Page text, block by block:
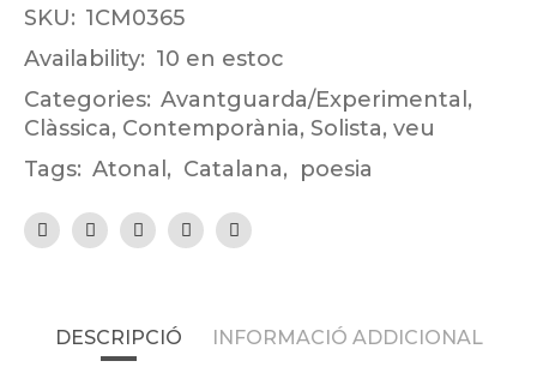
SKU: 1CM0365
Availability: 10 en estoc
Categories: Avantguarda/Experimental ,
Clàssica, Contemporània, Solista, veu
Tags: Atonal , Catalana, poesia
DESCRIPCIÓ INFORMACIÓ ADDICIONAL